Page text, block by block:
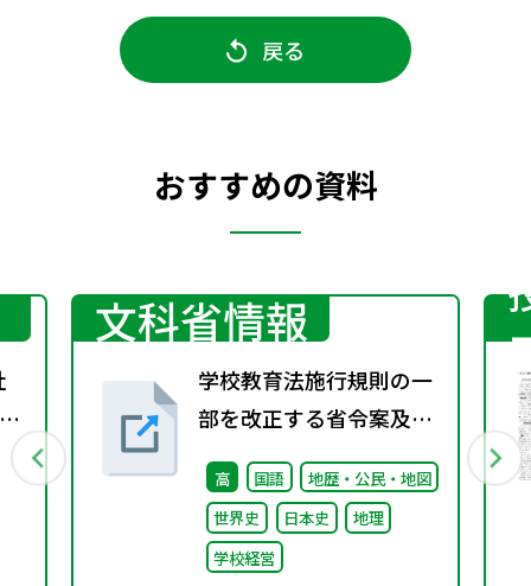
戻る
おすすめの資料
文科省情報
学校教育法施行規則の一
部を改正する省令案及び
高等学校学習指導要領案
に対する意見公募手続
（パブリックコメント）
の結果について
高 国語
地歴・公民・地図
世界史
日本史
地理
学校経営